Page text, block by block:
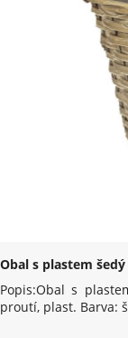
Obal s plastem šedý
Popis:Obal s
proutí, plast. Barva: